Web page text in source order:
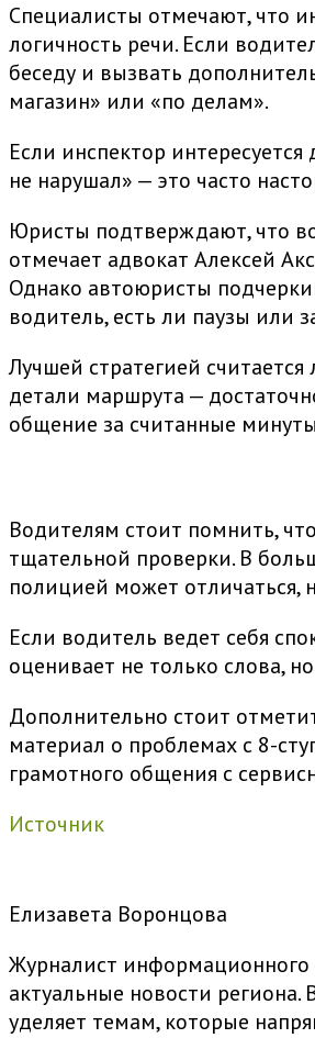
Специалисты отмечают, что
логичность речи. Если
беседу и вызвать
магазин» или «по делам».
Если инспектор
не нарушал» — это часто
Юристы подтверждают, что
отмечает адвокат Алексей
Однако автоюристы
водитель, есть ли паузы или
Лучшей стратегией
детали маршрута —
общение за считанные
Водителям стоит помнить,
тщательной проверки. В
полицией может отличаться,
Если водитель ведет себя
оценивает не только слова,
Дополнительно стоит
материал о проблемах с 8-
грамотного общения с
Источник
Елизавета Воронцова
Журналист информационного
актуальные новости
уделяет темам, которые